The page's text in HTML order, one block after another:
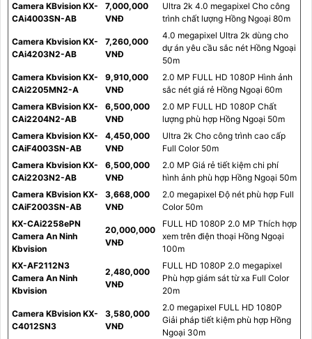
Camera KBvision KX-
CAi4003SN-AB
7,000,000
VNĐ
Ultra 2k 4.0 megapixel Cho công
trình chất lượng Hồng Ngoại 80m
Camera Kbvision KX-
CAi4203N2-AB
7,260,000
VNĐ
4.0 megapixel Ultra 2k dùng cho
dự án yêu cầu sắc nét Hồng Ngoại
50m
Camera Kbvision KX-
CAi2205MN2-A
9,910,000
VNĐ
2.0 MP FULL HD 1080P Hình ảnh
sắc nét giá rẻ Hồng Ngoại 60m
Camera KBvision KX-
CAi2204N2-AB
6,500,000
VNĐ
2.0 MP FULL HD 1080P Chất
lượng phù hợp Hồng Ngoại 50m
Camera Kbvision KX-
CAiF4003SN-AB
4,450,000
VNĐ
Ultra 2k Cho công trình cao cấp
Full Color 50m
Camera Kbvision KX-
CAi2203N2-AB
6,500,000
VNĐ
2.0 MP Giá rẻ tiết kiệm chi phí
hình ảnh phù hợp Hồng Ngoại 50m
Camera KBvision KX-
CAiF2003SN-AB
3,668,000
VNĐ
2.0 megapixel Độ nét phù hợp Full
Color 50m
KX-CAi2258ePN
Camera An Ninh
Kbvision
20,000,000
VNĐ
FULL HD 1080P 2.0 MP Thích hợp
xem trên điện thoại Hồng Ngoại
100m
KX-AF2112N3
Camera An Ninh
Kbvision
2,480,000
VNĐ
FULL HD 1080P 2.0 megapixel
Phù hợp giám sát từ xa Full Color
20m
Camera KBvision KX-
C4012SN3
3,580,000
VNĐ
2.0 megapixel FULL HD 1080P
Giải pháp tiết kiệm phù hợp Hồng
Ngoại 30m